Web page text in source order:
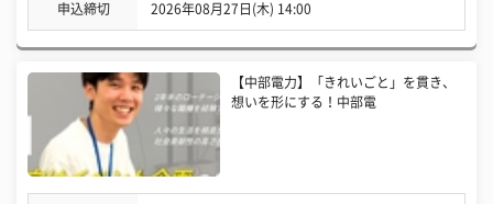
申込締切 2026年08月27日(木) 14:00
【中部電力】「きれいごと」を貫き、
想いを形にする！中部電